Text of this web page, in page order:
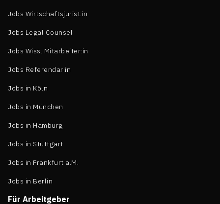
Jobs Wirtschaftsjurist:in
Jobs Legal Counsel
Jobs Wiss. Mitarbeiter:in
Jobs Referendar:in
Jobs in Köln
Jobs in München
Jobs in Hamburg
Jobs in Stuttgart
Jobs in Frankfurt a.M.
Jobs in Berlin
Für Arbeitgeber